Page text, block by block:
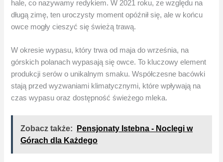
hale, co nazywamy redykiem. W 2021 roku, ze względu na
długą zimę, ten uroczysty moment opóźnił się, ale w końcu
owce mogły cieszyć się świeżą trawą.
W okresie wypasu, który trwa od maja do września, na
górskich polanach wypasają się owce. To kluczowy element
produkcji serów o unikalnym smaku. Współczesne bacówki
stają przed wyzwaniami klimatycznymi, które wpływają na
czas wypasu oraz dostępność świeżego mleka.
Zobacz także:
Pensjonaty Istebna - Noclegi w
Górach dla Każdego